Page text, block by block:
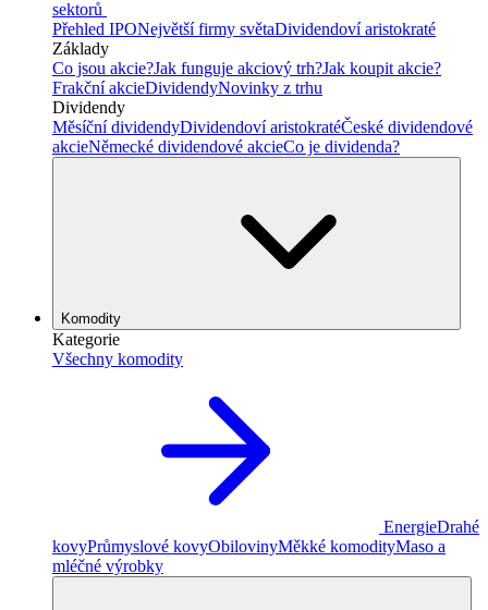
sektorů
Přehled IPONejvětší firmy světaDividendoví aristokraté
Základy
Co jsou akcie?Jak funguje akciový trh?Jak koupit akcie?
Frakční akcieDividendyNovinky z trhu
Dividendy
Měsíční dividendyDividendoví aristokratéČeské dividendové
akcieNěmecké dividendové akcieCo je dividenda?
Komodity
Kategorie
Všechny komodity
EnergieDrahé
kovyPrůmyslové kovyObilovinyMěkké komodityMaso a
mléčné výrobky